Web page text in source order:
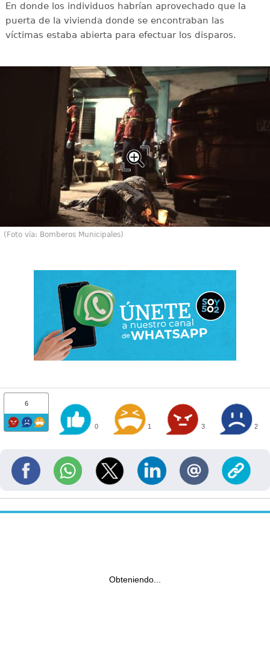
En donde los individuos habrían aprovechado que la
puerta de la vivienda donde se encontraban las
víctimas estaba abierta para efectuar los disparos.
(Foto vía: Bomberos Municipales)
6
0 1 3 2
Obteniendo...